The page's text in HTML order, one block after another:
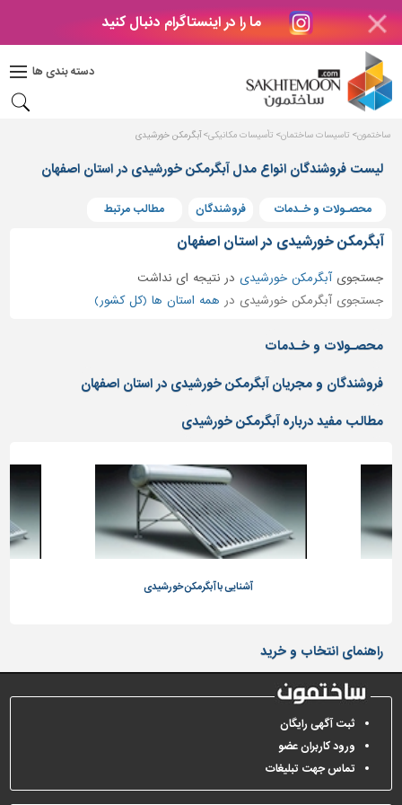
ما را در اینستاگرام دنبال کنید
دسته بندی ها
دکوراسیون
بتن
های
بتنی
و
پنجره
ساختمانی
نرده
و
حفاظ
کفپوش
سرویس
بهداشتی
ابزار،یراق
محوطه
سازی
نما
ساخت
ساز
ساختمون تاسیسات ساختمان تأسیسات مکانیکی آبگرمکن خورشیدی
لیست فروشندگان انواع مدل آبگرمکن خورشیدی در استان اصفهان
محصـولات و خـدمات فروشندگان مطالب مرتبط
آبگرمکن خورشیدی در استان اصفهان
جستجویآبگرمکن خورشیدی درنتیجه ای نداشت
جستجوی آبگرمکن خورشیدی در همه استان ها (کل کشور)
محصـولات و خـدمات
فروشندگان و مجریان آبگرمکن خورشیدی در استان اصفهان
مطالب مفید درباره آبگرمکن خورشیدی
آشنایی با آبگرمکن خورشیدی
راهنمای انتخاب و خرید
ثبت آگهی رایگان
ورود کاربران عضو
تماس جهت تبلیغات